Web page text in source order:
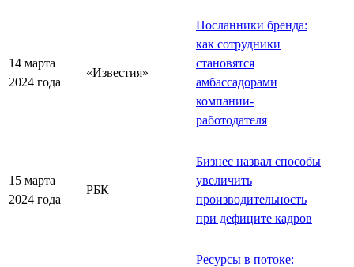
14 марта
2024 года
«Известия»
Посланники бренда:
как сотрудники
становятся
амбассадорами
компании-
работодателя
15 марта
2024 года
РБК
Бизнес назвал способы
увеличить
производительность
при дефиците кадров
Ресурсы в потоке: